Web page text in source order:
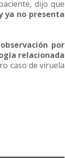
dijo que
ya no presenta
por
relacionada
caso de viruela